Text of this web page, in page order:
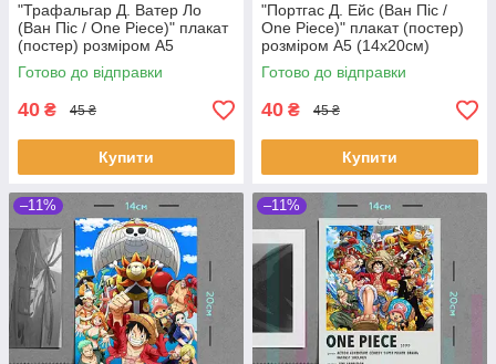
"Трафальгар Д. Ватер Ло
(Ван Піс / One Piece)" плакат
(постер) розміром А5
(20х14см)
Готово до відправки
40 ₴ 45 ₴
Купити
"Портгас Д. Ейс (Ван Піс /
One Piece)" плакат (постер)
розміром А5 (14х20см)
Готово до відправки
40 ₴ 45 ₴
Купити
–11% –11%